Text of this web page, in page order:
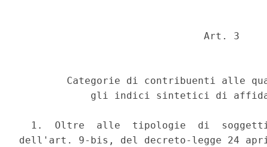
                               Art. 3
Categorie di contribuenti alle
gli indici sintetici di
1.  Oltre  alle  tipologie  di
dell'art. 9-bis, del decreto-legge 24